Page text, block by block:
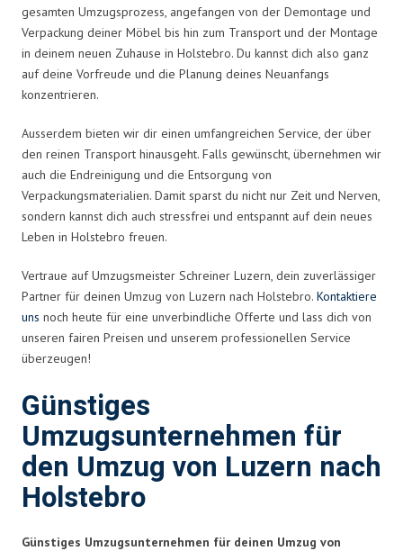
gesamten Umzugsprozess, angefangen von der Demontage und
Verpackung deiner Möbel bis hin zum Transport und der Montage
in deinem neuen Zuhause in Holstebro. Du kannst dich also ganz
auf deine Vorfreude und die Planung deines Neuanfangs
konzentrieren.
Ausserdem bieten wir dir einen umfangreichen Service, der über
den reinen Transport hinausgeht. Falls gewünscht, übernehmen wir
auch die Endreinigung und die Entsorgung von
Verpackungsmaterialien. Damit sparst du nicht nur Zeit und Nerven,
sondern kannst dich auch stressfrei und entspannt auf dein neues
Leben in Holstebro freuen.
Vertraue auf Umzugsmeister Schreiner Luzern, dein zuverlässiger
Partner für deinen Umzug von Luzern nach Holstebro. Kontaktiere
uns noch heute für eine unverbindliche Offerte und lass dich von
unseren fairen Preisen und unserem professionellen Service
überzeugen!
Günstiges
Umzugsunternehmen für
den Umzug von Luzern nach
Holstebro
Günstiges Umzugsunternehmen für deinen Umzug von